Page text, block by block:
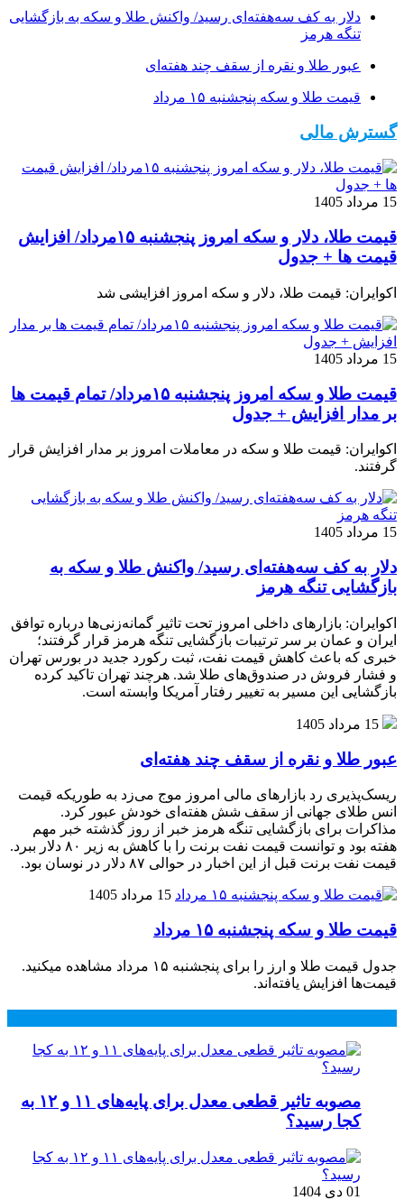
دلار به کف سه‌هفته‌ای رسید/ واکنش طلا و سکه به بازگشایی
تنگه هرمز
عبور طلا و نقره از سقف چند هفته‌ای
قیمت طلا و سکه پنجشنبه ۱۵ مرداد
گسترش مالی
15 مرداد 1405
قیمت طلا، دلار و سکه امروز پنجشنبه ۱۵مرداد/ افزایش
قیمت ها + جدول
اکوایران: قیمت طلا، دلار و سکه امروز افزایشی شد
15 مرداد 1405
قیمت طلا و سکه امروز پنجشنبه ۱۵مرداد/ تمام قیمت ها
بر مدار افزایش + جدول
اکوایران: قیمت طلا و سکه در معاملات امروز بر مدار افزایش قرار
گرفتند.
15 مرداد 1405
دلار به کف سه‌هفته‌ای رسید/ واکنش طلا و سکه به
بازگشایی تنگه هرمز
اکوایران: بازارهای داخلی امروز تحت تاثیر گمانه‌زنی‌ها درباره توافق
ایران و عمان بر سر ترتیبات بازگشایی تنگه هرمز قرار گرفتند؛
خبری که باعث کاهش قیمت نفت، ثبت رکورد جدید در بورس تهران
و فشار فروش در صندوق‌های طلا شد. هرچند تهران تاکید کرده
بازگشایی این مسیر به تغییر رفتار آمریکا وابسته است.
15 مرداد 1405
عبور طلا و نقره از سقف چند هفته‌ای
ریسک‌پذیری رد بازارهای مالی امروز موج می‌زد به طوریکه قیمت
انس طلای جهانی از سقف شش هفته‌ای خودش عبور کرد.
مذاکرات برای بازگشایی تنگه هرمز خبر از روز گذشته خبر مهم
هفته بود و توانست قیمت نفت برنت را با کاهش به زیر ۸۰ دلار ببرد.
قیمت نفت برنت قبل از این اخبار در حوالی ۸۷ دلار در نوسان بود.
15 مرداد 1405
قیمت طلا و سکه پنجشنبه ۱۵ مرداد
جدول قیمت طلا و ارز را برای پنجشنبه ۱۵ مرداد مشاهده میکنید.
قیمت‌ها افزایش یافته‌اند.
مصوبه تاثیر قطعی معدل برای پایه‌های ۱۱ و ۱۲ به
کجا رسید؟
01 دی 1404